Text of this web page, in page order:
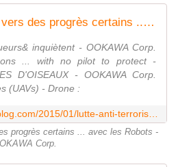
Lutte anti-terroriste : vers des progrès certains ... avec les Robots - OOKAWA Corp.
inquiètent - OOKAWA Corp.
... with no pilot to protect -
D'OISEAUX - OOKAWA Corp.
(UAVs) - Drone :
progrès certains ... avec les Robots -
Corp.